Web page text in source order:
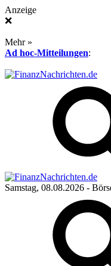
Anzeige
❌
Mehr »
Ad hoc-Mitteilungen:
Samstag, 08.08.2026 -